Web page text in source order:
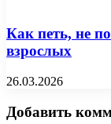
Как петь, не
взрослых
26.03.2026
Добавить